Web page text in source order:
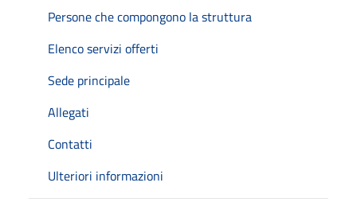
Persone che compongono la struttura
Elenco servizi offerti
Sede principale
Allegati
Contatti
Ulteriori informazioni